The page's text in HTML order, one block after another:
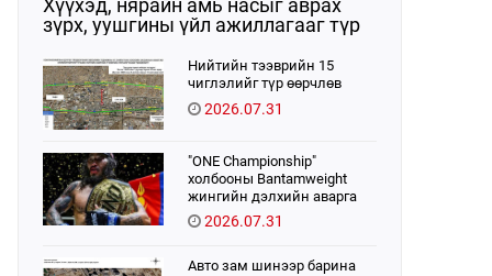
Хүүхэд, нярайн амь насыг аврах
зүрх, уушгины үйл ажиллагааг түр
ЭХЭМҮТ-д нэвтрүүлнэНийтийн тээврийн 15
чиглэлийг түр өөрчлөв
2026.07.31
"ONE Championship"
холбооны Bantamweight
жингийн дэлхийн аварга
Б.Энх-Оргил аваргын бүс
хамгаалах тулаанаа
2026.07.31
Авто зам шинээр барина